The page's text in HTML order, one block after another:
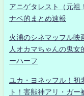
アニゲタレスト（元
ナベ的まとめ速報
火浦のシネマッフル映
人オカマちゃんの鬼
ーハーフ
ユカ・ヨネッフル！初
ト！害獣神アリ・ガ